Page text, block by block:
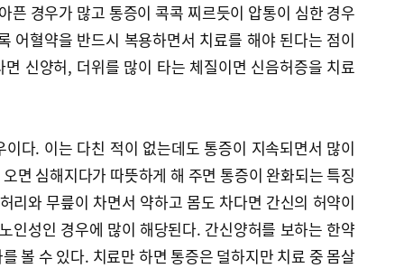
픈 경우가 많고 통증이 콕콕 찌르듯이 압통이 심한 경우
어혈약을 반드시 복용하면서 치료를 해야 된다는 점이
신양허, 더위를 많이 타는 체질이면 신음허증을 치료
다. 이는 다친 적이 없는데도 통증이 지속되면서 많이
면 심해지다가 따뜻하게 해 주면 통증이 완화되는 특징
리와 무릎이 차면서 약하고 몸도 차다면 간신의 허약이
인성인 경우에 많이 해당된다. 간신양허를 보하는 한약
볼 수 있다. 치료만 하면 통증은 덜하지만 치료 중 몸살